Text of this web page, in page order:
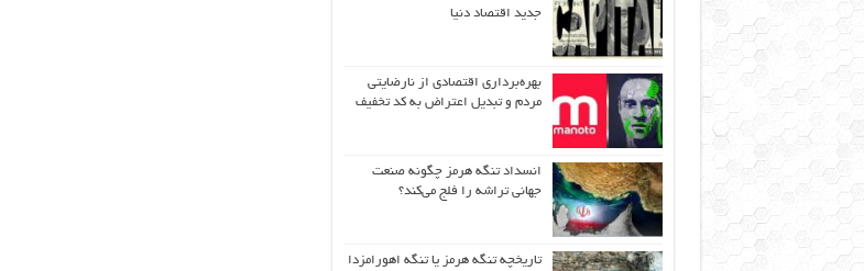
جدید اقتصاد دنیا
بهره‌برداری اقتصادی از نارضایتی
مردم و تبدیل اعتراض به کد تخفیف
انسداد تنگه هرمز چگونه صنعت
جهانی تراشه را فلج می‌کند؟
تاریخچه تنگه هرمز یا تنگه اهورامزدا